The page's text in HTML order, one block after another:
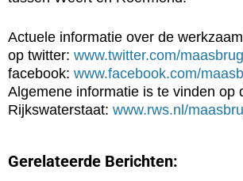
Actuele informatie over de
op twitter: www.twitter.com/
facebook: www.facebook.com/
Algemene informatie is te vinden op
Rijkswaterstaat: www.rws.nl/
Gerelateerde Berichten: